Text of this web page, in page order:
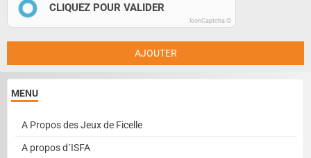
CLIQUEZ POUR VALIDER
IconCaptcha ©
AJOUTER
MENU
A Propos des Jeux de Ficelle
A propos d´ISFA